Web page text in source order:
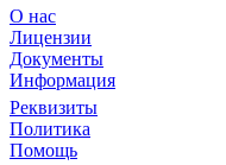
О нас
Лицензии
Документы
Информация
Реквизиты
Политика
Помощь